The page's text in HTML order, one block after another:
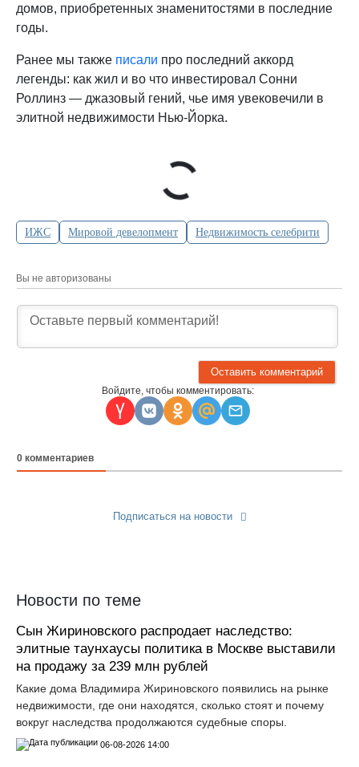
домов, приобретенных знаменитостями в последние
годы.
Ранее мы также писали про последний аккорд
легенды: как жил и во что инвестировал Сонни
Роллинз — джазовый гений, чье имя увековечили в
элитной недвижимости Нью-Йорка.
ИЖС Мировой девелопмент Недвижимость селебрити
Вы не авторизованы
Войдите, чтобы комментировать:
0 комментариев
Подписаться на новости
Новости по теме
Сын Жириновского распродает наследство:
элитные таунхаусы политика в Москве выставили
на продажу за 239 млн рублей
Какие дома Владимира Жириновского появились на рынке
недвижимости, где они находятся, сколько стоят и почему
вокруг наследства продолжаются судебные споры.
06-08-2026 14:00